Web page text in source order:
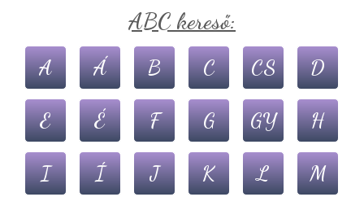
ABC kereső:
A Á B C CS D
E É F G GY H
I Í J K L M